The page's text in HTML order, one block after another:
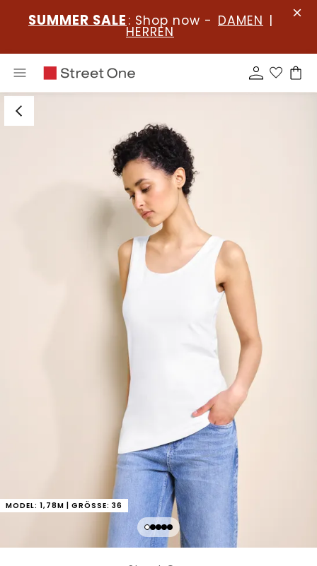
SUMMER SALE : Shop now - DAMEN |
HERREN
MODEL: 1,78M | GRÖSSE: 36